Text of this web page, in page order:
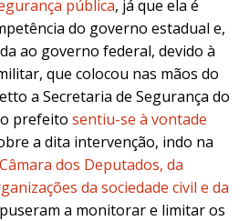
pública, já que ela é
do governo estadual e,
ao governo federal, devido à
que colocou nas mãos do
a Secretaria de Segurança do
o prefeito sentiu-se à vontade
a dita intervenção, indo na
Câmara dos Deputados, da
da sociedade civil e da
a monitorar e limitar os